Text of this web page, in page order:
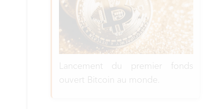
Lancement du premier fonds
ouvert Bitcoin au monde.